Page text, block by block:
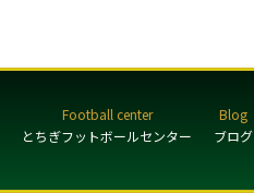
とちぎフットボールセンター ブログ